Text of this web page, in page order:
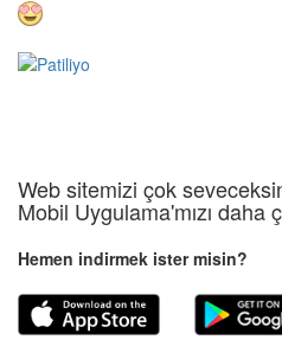
Web sitemizi çok
Mobil Uygulama'mızı daha
Hemen indirmek ister misin?